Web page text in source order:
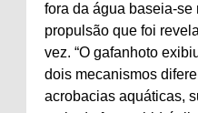
fora da água baseia-
propulsão que foi
vez. “O gafanhoto
dois mecanismos
acrobacias aquáticas,